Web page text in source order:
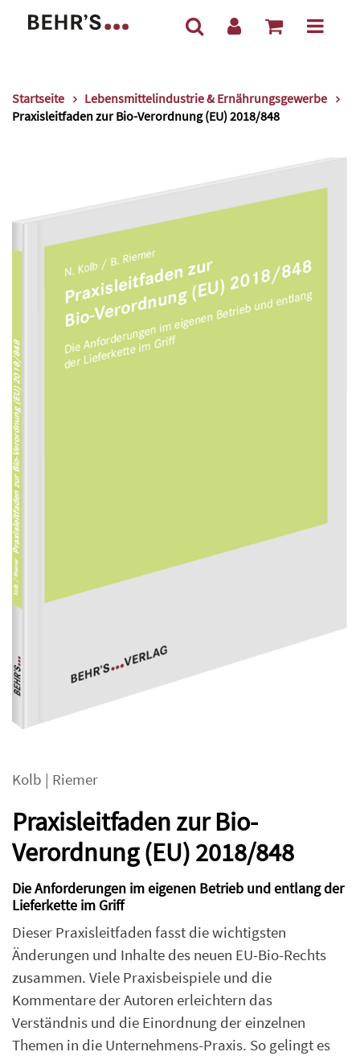
Startseite
Lebensmittelindustrie & Ernährungsgewerbe
Praxisleitfaden zur Bio-Verordnung (EU) 2018/848
Kolb | Riemer
Praxisleitfaden zur Bio-
Verordnung (EU) 2018/848
Die Anforderungen im eigenen Betrieb und entlang der
Lieferkette im Griff
Dieser Praxisleitfaden fasst die wichtigsten
Änderungen und Inhalte des neuen EU-Bio-Rechts
zusammen. Viele Praxisbeispiele und die
Kommentare der Autoren erleichtern das
Verständnis und die Einordnung der einzelnen
Themen in die Unternehmens-Praxis. So gelingt es